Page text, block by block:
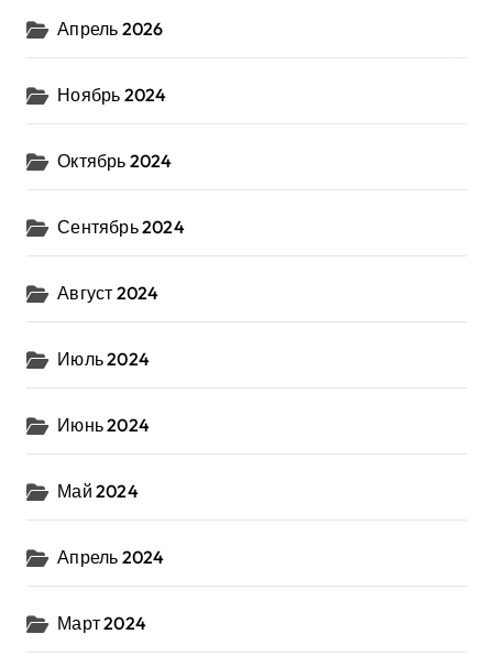
Апрель 2026
Ноябрь 2024
Октябрь 2024
Сентябрь 2024
Август 2024
Июль 2024
Июнь 2024
Май 2024
Апрель 2024
Март 2024